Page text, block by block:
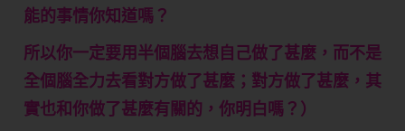
能的事情你知道嗎？
所以你一定要用半個腦去想自己做了甚麼，而不是
全個腦全力去看對方做了甚麼；對方做了甚麼，其
實也和你做了甚麼有關的，你明白嗎？）